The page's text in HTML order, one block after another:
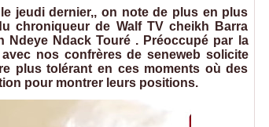
jeudi dernier,, on note de plus en plus
chroniqueur de Walf TV cheikh Barra
Ndeye Ndack Touré . Préoccupé par la
nos confrères de seneweb solicite
plus tolérant en ces moments où des
pour montrer leurs positions.